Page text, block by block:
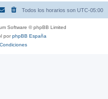
Todos los horarios son UTC-05:00
Software © phpBB Limited
porphpBB España
Condiciones